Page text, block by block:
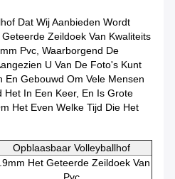
Dat Wij Aanbieden Wordt
Zeildoek Van Kwaliteits
Pvc, Waarborgend De
U Van De Foto's Kunt
Gebouwd Om Vele Mensen
Het In Een Keer, En Is Grote
Het Even Welke Tijd Die Het
Opblaasbaar Volleyballhof
Het Geteerde Zeildoek Van